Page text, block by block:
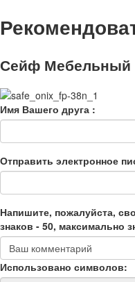
Сейф Мебельный
Имя Вашего друга :
Отправить электронное
Напишите, пожалуйста,
знаков - 50, максимально
Использовано символов: